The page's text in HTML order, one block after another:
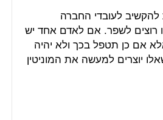
לעובדי החברה
לשפר. אם לאדם אחד יש
אם כן תטפל בכך ולא יהיה
יוצרים למעשה את המוניטין